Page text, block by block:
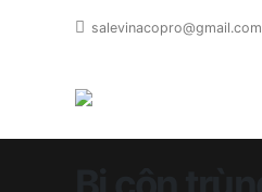
salevinacopro@gmail.com